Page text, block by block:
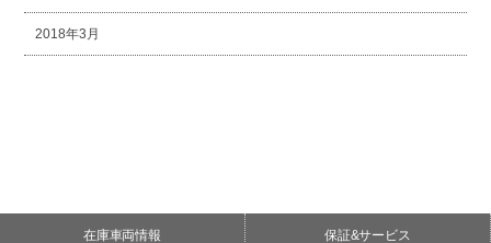
2018年3月
在庫車両情報 保証&サービス